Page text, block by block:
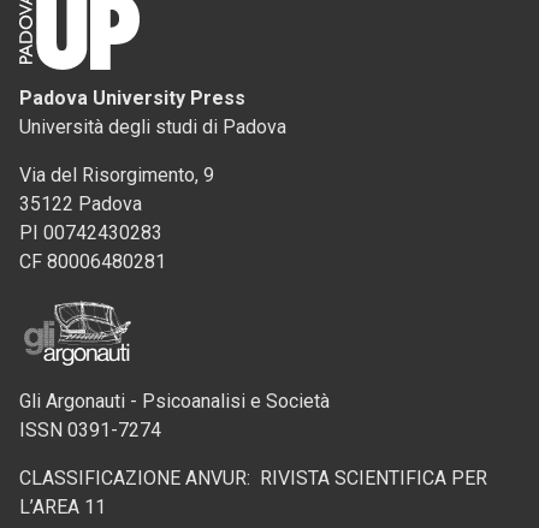
Padova University Press
Università degli studi di Padova
Via del Risorgimento, 9
35122 Padova
PI 00742430283
CF 80006480281
Gli Argonauti - Psicoanalisi e Società
ISSN 0391-7274
CLASSIFICAZIONE ANVUR: RIVISTA SCIENTIFICA PER
L’AREA 11